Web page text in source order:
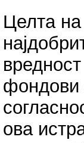
Целта на
фондови
ова